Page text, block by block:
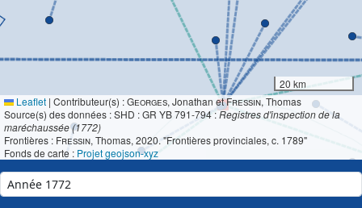
20 km
Leaflet | Contributeur(s) :Georges, Jonathan etFressin, Thomas
Source(s) des données : SHD : GR YB 791-794 :Registres d'inspection de la
maréchaussée (1772)
Frontières : Fressin, Thomas, 2020. "Frontières provinciales, c. 1789"
Fonds de carte : Projet geojson-xyz